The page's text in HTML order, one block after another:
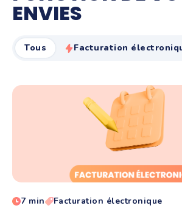
ENVIES
Tous Facturation
7 min Facturation électronique